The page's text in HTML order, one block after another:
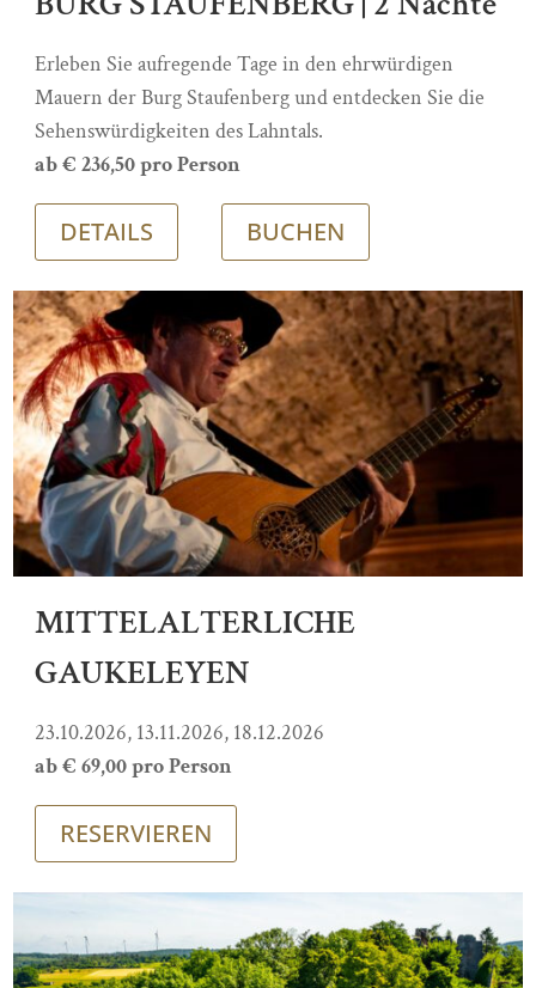
Erleben Sie aufregende Tage in den ehrwürdigen
Mauern der Burg Staufenberg und entdecken Sie die
Sehenswürdigkeiten des Lahntals.
ab € 236,50 pro Person
DETAILS BUCHEN
MITTELALTERLICHE
GAUKELEYEN
23.10.2026, 13.11.2026, 18.12.2026
ab € 69,00 pro Person
RESERVIEREN